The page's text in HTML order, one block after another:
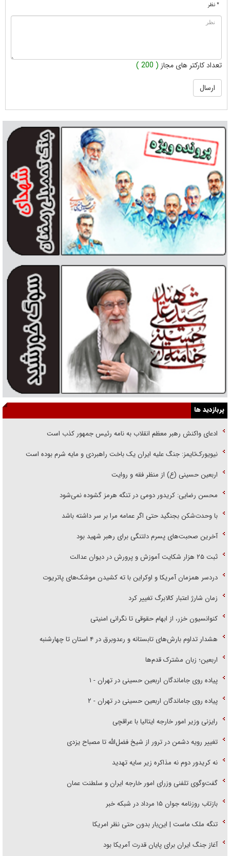
* نظر
تعداد کارکتر های مجاز ( 200 )
پربازدید ها
ادعای واکنش رهبر معظم انقلاب به نامه رئیس جمهور کذب است
نیویورک‌تایمز: جنگ علیه ایران یک باخت راهبردی و مایه شرم بوده است
اربعین حسینی (ع) از منظر فقه و روایت
محسن رضایی: کریدور دومی در تنگه هرمز گشوده نمی‌شود
با وحدت‌شکن بجنگید حتی اگر عمامه مرا بر سر داشته باشد
آخرین صحبت‌های پسرم دلتنگی برای رهبر شهید بود
ثبت ۲۵ هزار شکایت آموزش و پرورش در دیوان عدالت
دردسر همزمان آمریکا و اوکراین با ته کشیدن موشک‌های پاتریوت
زمان شارژ اعتبار کالابرگ تغییر کرد
کنوانسیون خزر، از ابهام حقوقی تا نگرانی امنیتی
هشدار تداوم بارش‌های تابستانه و رعدوبرق در ۴ استان تا چهارشنبه
اربعین؛ زبان مشترک قدم‌ها
پیاده روی جاماندگان اربعین حسینی در تهران - ۱
پیاده روی جاماندگان اربعین حسینی در تهران - ۲
رایزنی وزیر امور خارجه ایتالیا با عراقچی
تغییر رویه دشمن در ترور از شیخ فضل‌الله تا مصباح یزدی
نه کریدور دوم نه مذاکره زیر سایه تهدید
گفت‌وگوی تلفنی وزرای امور خارجه ایران و سلطنت عمان
بازتاب روزنامه جوان ۱۵ مرداد در شبکه خبر
تنگه ملک ماست | این‌بار بدون حتی نظر امریکا
آغاز جنگ ایران برای پایان قدرت آمریکا بود